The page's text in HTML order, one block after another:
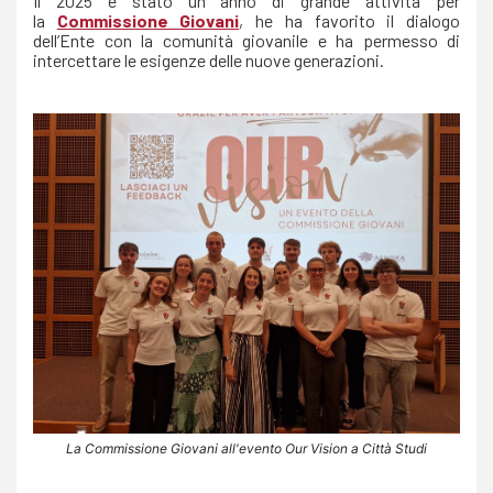
la Commissione Giovani, he ha favorito il dialogo
dell’Ente con la comunità giovanile e ha permesso di
intercettare le esigenze delle nuove generazioni.
La Commissione Giovani all'evento Our Vision a Città Studi